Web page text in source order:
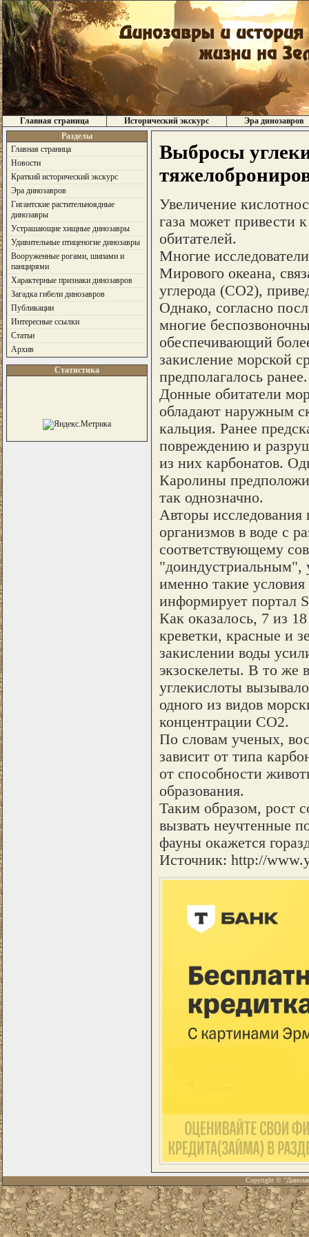
Главная страница Исторический экскурс
Эра динозавров
Разделы
Главная страница
Новости
Краткий исторический экскурс
Эра динозавров
Гигантские растительноядные
динозавры
Устрашающие хищные динозавры
Удивительные птиценогие динозавры
Вооруженные рогами, шипами и
панцирями
Характерные признаки динозавров
Загадка гибели динозавров
Публикации
Интересные ссылки
Статьи
Архив
Статистика
Выбросы
Увеличение
газа может привести
обитателей.
Многие
Мирового океана,
углерода (СО2),
Однако, согласно
многие
обеспечивающий
закисление морской
предполагалось ранее.
Донные обитатели
обладают наружным
кальция. Ранее
повреждению и
из них карбонатов.
Каролины
так однозначно.
Авторы
организмов в воде с
соответствующему
"доиндустриальным",
именно такие условия
информирует портал
Как оказалось, 7 из
креветки, красные и
закислении воды
экзоскелеты. В то же
углекислоты
одного из видов
концентрации СО2.
По словам ученых,
зависит от типа
от способности
образования.
Таким образом, рост
вызвать неучтенные
фауны окажется
Источник: http://
Copyright ©